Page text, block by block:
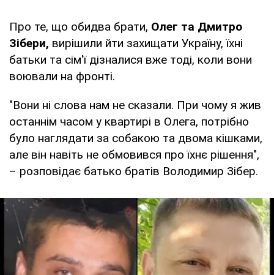
Про те, що обидва брати, Олег та Дмитро
Зібери, вирішили йти захищати Україну, їхні
батьки та сім'ї дізналися вже тоді, коли вони
воювали на фронті.
"Вони ні слова нам не сказали. При чому я жив
останнім часом у квартирі в Олега, потрібно
було наглядати за собакою та двома кішками,
але він навіть не обмовився про їхнє рішення",
– розповідає батько братів Володимир Зібер.